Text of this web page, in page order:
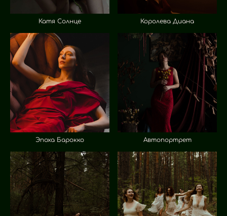
Катя Солнце Королева Диана
Эпоха Барокко Автопортрет